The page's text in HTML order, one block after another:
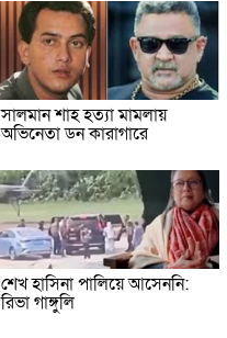
সালমান শাহ হত্যা মামলায়
অভিনেতা ডন কারাগারে
শেখ হাসিনা পালিয়ে আসেননি:
রিভা গাঙ্গুলি